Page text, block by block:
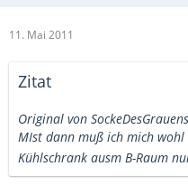
11. Mai 2011
Zitat
Original von SockeDesGrauens
MIst dann muß ich mich wohl
Kühlschrank ausm B-Raum